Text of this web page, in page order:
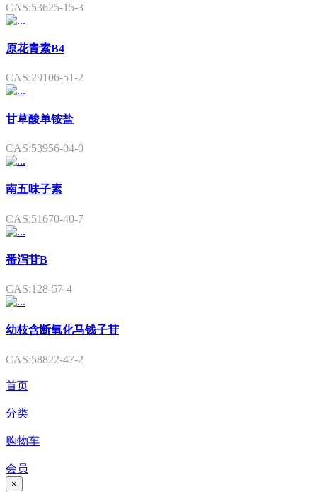
CAS:53625-15-3
原花青素B4
CAS:29106-51-2
甘草酸单铵盐
CAS:53956-04-0
南五味子素
CAS:51670-40-7
番泻苷B
CAS:128-57-4
幼枝含断氧化马钱子苷
CAS:58822-47-2
首页
分类
购物车
会员
×